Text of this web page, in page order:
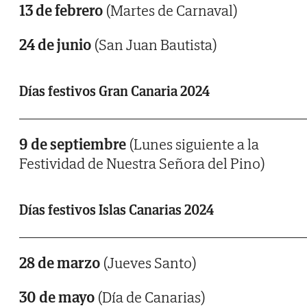
13 de febrero (Martes de Carnaval)
24 de junio (San Juan Bautista)
Días festivos Gran Canaria 2024
9 de septiembre (Lunes siguiente a la
Festividad de Nuestra Señora del Pino)
Días festivos Islas Canarias 2024
28 de marzo (Jueves Santo)
30 de mayo (Día de Canarias)